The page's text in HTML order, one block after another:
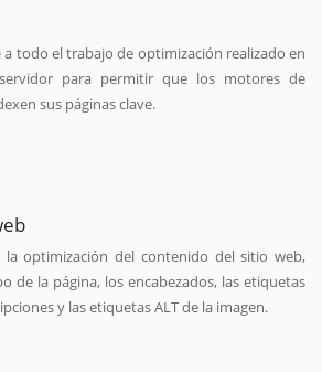
a todo el trabajo de optimización realizado en
para permitir que los motores de
sus páginas clave.
la optimización del contenido del sitio web,
de la página, los encabezados, las etiquetas
y las etiquetas ALT de la imagen.